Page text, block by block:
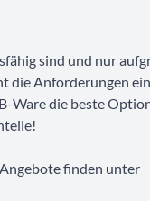
sind und nur
die Anforderungen
Ware die beste
finden unter